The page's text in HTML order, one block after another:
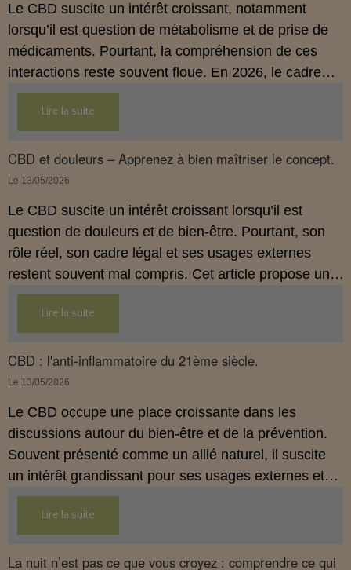
Le CBD suscite un intérêt croissant, notamment
lorsqu’il est question de métabolisme et de prise de
médicaments. Pourtant, la compréhension de ces
interactions reste souvent floue. En 2026, le cadre
légal français impose des règles strictes : seuls les
usages externes du CBD sont autorisés. Cet article
propose une mise au point claire et accessible pour
comprendre comment le CBD s’inscrit dans une
démarche de prévention, sans ingestion et sans
Lire la suite
CBD et douleurs – Apprenez à bien maîtriser le concept.
Le 13/05/2026
Le CBD suscite un intérêt croissant lorsqu’il est
question de douleurs et de bien‑être. Pourtant, son
rôle réel, son cadre légal et ses usages externes
restent souvent mal compris. Cet article propose une
mise au point claire, moderne et conforme à la
réglementation française de 2026, afin de mieux
comprendre comment le CBD s’intègre dans une
approche globale de prévention.
Lire la suite
CBD : l'anti-inflammatoire du 21ème siècle.
Le 13/05/2026
Le CBD occupe une place croissante dans les
discussions autour du bien‑être et de la prévention.
Souvent présenté comme un allié naturel, il suscite
un intérêt grandissant pour ses usages externes et
son interaction avec le système endocannabinoïde.
Cet article propose une mise au point claire, moderne
et conforme à la réglementation française de 2026.
Lire la suite
La nuit n’est pas ce que vous croyez : comprendre ce qui